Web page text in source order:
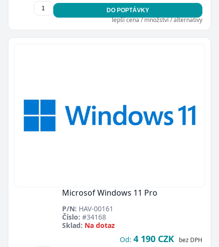
DO POPTÁVKY
lepší cena / množství / alternativy
Microsof Windows 11 Pro
P/N: HAV-00161
Číslo: #34168
Sklad: Na dotaz
Od: 4 190 CZK bez DPH